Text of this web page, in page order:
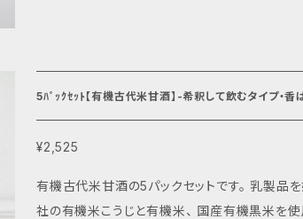
源となるブドウ糖も含まれるので、 朝の飲み物としてはも
甘酒を心ゆくまでお楽しみ下さい。
様なものが入っていることがございますが、品
い。
5ﾊﾟｯｸｾｯﾄ【有機古代米甘酒】-希釈して飲むタイプ
¥2,525
有機古代米甘酒の5パックセットです。 乳製
社の有機米こうじと有機米、 国産有機黒米を使用した有機古代米甘酒です。